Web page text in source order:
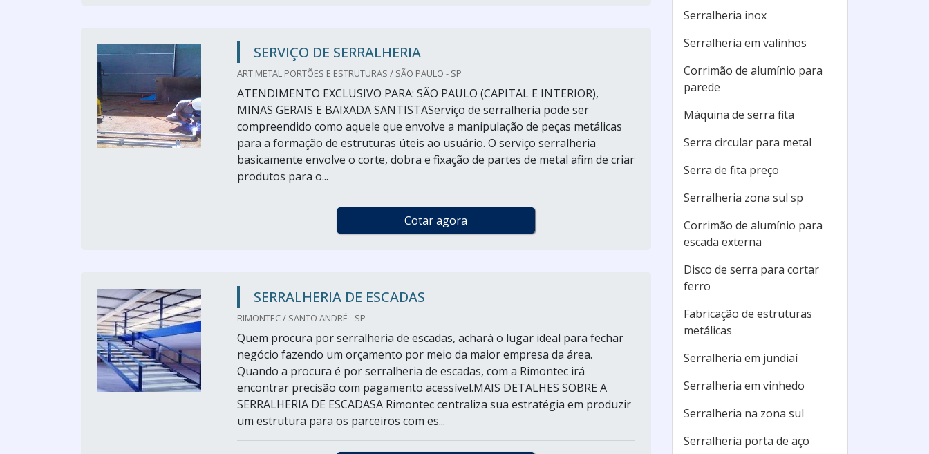
SERVIÇO DE SERRALHERIA
ART METAL PORTÕES E ESTRUTURAS / SÃO PAULO - SP
ATENDIMENTO EXCLUSIVO PARA: SÃO PAULO (CAPITAL E INTERIOR),
MINAS GERAIS E BAIXADA SANTISTAServiço de serralheria pode ser
compreendido como aquele que envolve a manipulação de peças metálicas
para a formação de estruturas úteis ao usuário. O serviço serralheria
basicamente envolve o corte, dobra e fixação de partes de metal afim de criar
produtos para o...
Cotar agora
SERRALHERIA DE ESCADAS
RIMONTEC / SANTO ANDRÉ - SP
Quem procura por serralheria de escadas, achará o lugar ideal para fechar
negócio fazendo um orçamento por meio da maior empresa da área.
Quando a procura é por serralheria de escadas, com a Rimontec irá
encontrar precisão com pagamento acessível.MAIS DETALHES SOBRE A
SERRALHERIA DE ESCADASA Rimontec centraliza sua estratégia em produzir
um estrutura para os parceiros com es...
Serralheria inox
Serralheria em valinhos
Corrimão de alumínio para
parede
Máquina de serra fita
Serra circular para metal
Serra de fita preço
Serralheria zona sul sp
Corrimão de alumínio para
escada externa
Disco de serra para cortar
ferro
Fabricação de estruturas
metálicas
Serralheria em jundiaí
Serralheria em vinhedo
Serralheria na zona sul
Serralheria porta de aço